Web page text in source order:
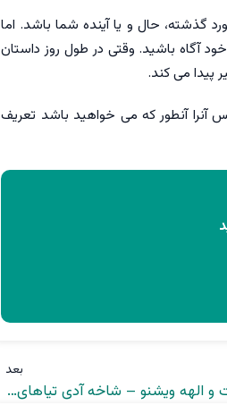
گذشته، حال و یا آینده شما باشد. اما
آگاه باشید. وقتی در طول روز داستان
پیدا می کند.
آنرا آنطور که می خواهید باشد تعریف
بعد
معرفی الهه ویواسوات و الهه ویشنو – شاخه آدی تیاهای فرعی